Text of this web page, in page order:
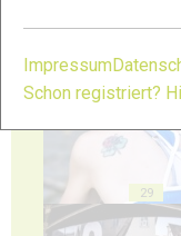
27
29
Impressum
Schon registriert?